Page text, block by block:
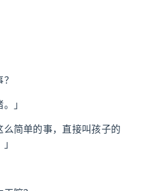
」
简单的事，直接叫孩子的